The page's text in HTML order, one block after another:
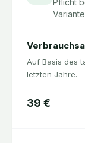
Pflicht
Auf Basis des
letzten Jahre.
39 €